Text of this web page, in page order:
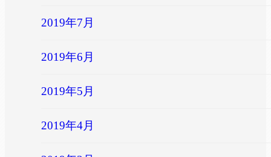
2019年7月
2019年6月
2019年5月
2019年4月